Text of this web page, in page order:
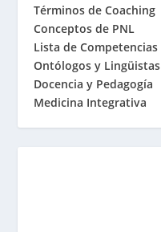
Términos de Coaching
Conceptos de PNL
Lista de Competencias
Ontólogos y Lingüistas
Docencia y Pedagogía
Medicina Integrativa